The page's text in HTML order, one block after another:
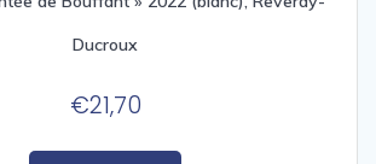
Ducroux
€21,70